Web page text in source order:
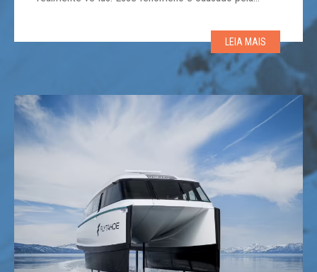
atingir o pico de agora até 2026. Portanto, suas
LEIA MAIS